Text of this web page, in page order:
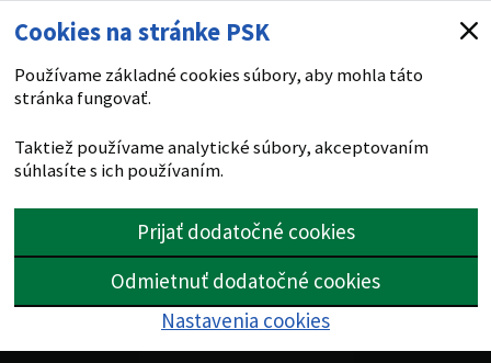
Cookies na stránke PSK
Používame základné cookies súbory, aby mohla táto
stránka fungovať.
Taktiež používame analytické súbory, akceptovaním
súhlasíte s ich používaním.
Prijať dodatočné cookies
Odmietnuť dodatočné cookies
Nastavenia cookies